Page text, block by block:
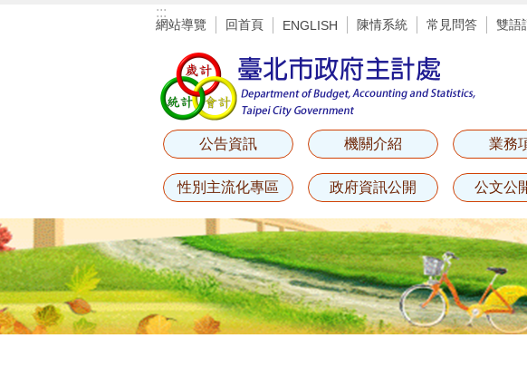
:::
網站導覽 回首頁 ENGLISH 陳情系統 常見問答 雙語
公告資訊 機關介紹 業務
性別主流化專區 政府資訊公開 公文公